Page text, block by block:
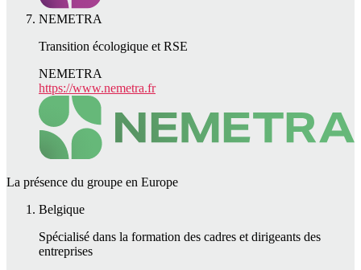
NEMETRA
Transition écologique et RSE
NEMETRA
https://www.nemetra.fr
La présence du groupe en Europe
Belgique
Spécialisé dans la formation des cadres et dirigeants des
entreprises